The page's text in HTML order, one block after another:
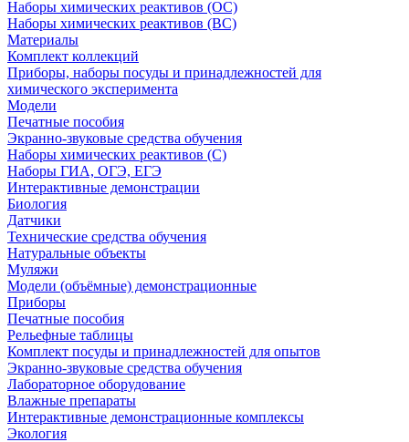
Наборы химических реактивов (ОС)
Наборы химических реактивов (ВС)
Материалы
Комплект коллекций
Приборы, наборы посуды и принадлежностей для
химического эксперимента
Модели
Печатные пособия
Экранно-звуковые средства обучения
Наборы химических реактивов (С)
Наборы ГИА, ОГЭ, ЕГЭ
Интерактивные демонстрации
Биология
Датчики
Технические средства обучения
Натуральные объекты
Муляжи
Модели (объёмные) демонстрационные
Приборы
Печатные пособия
Рельефные таблицы
Комплект посуды и принадлежностей для опытов
Экранно-звуковые средства обучения
Лабораторное оборудование
Влажные препараты
Интерактивные демонстрационные комплексы
Экология